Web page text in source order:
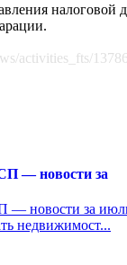
activities_fts/
— новости за
новости за
недвижимост...